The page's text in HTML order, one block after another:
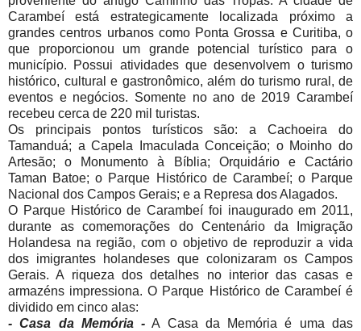
Carambeí está estrategicamente localizada próximo a
grandes centros urbanos como Ponta Grossa e Curitiba, o
que proporcionou um grande potencial turístico para o
município. Possui atividades que desenvolvem o turismo
histórico, cultural e gastronômico, além do turismo rural, de
eventos e negócios. Somente no ano de 2019 Carambeí
recebeu cerca de 220 mil turistas.
Os principais pontos turísticos são: a Cachoeira do
Tamanduá; a Capela Imaculada Conceição; o Moinho do
Artesão; o Monumento à Bíblia; Orquidário e Cactário
Taman Batoe; o Parque Histórico de Carambeí; o Parque
Nacional dos Campos Gerais; e a Represa dos Alagados.
O Parque Histórico de Carambeí foi inaugurado em 2011,
durante as comemorações do Centenário da Imigração
Holandesa na região, com o objetivo de reproduzir a vida
dos imigrantes holandeses que colonizaram os Campos
Gerais. A riqueza dos detalhes no interior das casas e
armazéns impressiona. O Parque Histórico de Carambeí é
dividido em cinco alas:
- Casa da Memória - A Casa da Memória é uma das